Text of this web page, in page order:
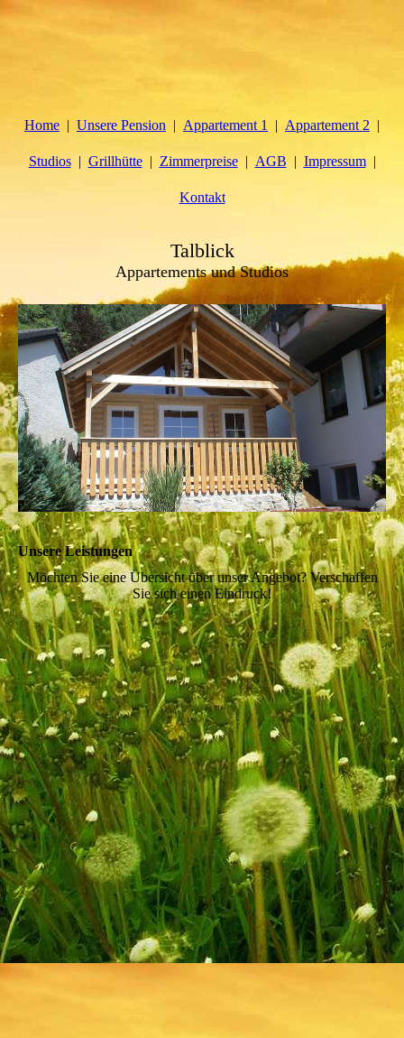
Home Unsere Pension Appartement 1 Appartement 2
Studios Grillhütte Zimmerpreise AGB Impressum
Kontakt
Talblick
Appartements und Studios
Unsere Leistungen
Möchten Sie eine Übersicht über unser Angebot? Verschaffen
Sie sich einen Eindruck!